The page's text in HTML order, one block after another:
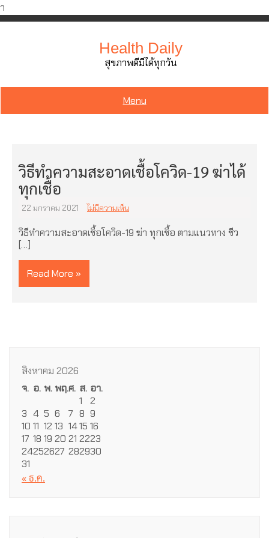
ำ
Skip
Health Daily
สุขภาพดีมีได้ทุกวัน
Menu
วิธีทำความสะอาดเชื้อโควิด-19 ฆ่าได้
ทุกเชื้อ
22 มกราคม 2021 ไม่มีความเห็น
วิธีทำความสะอาดเชื้อโควิด-19 ฆ่า ทุกเชื้อ ตามแนวทาง ชีว
[…]
Read More »
สิงหาคม 2026
จ. อ. พ.พฤ.ศ. ส. อา.
1
2
3 4 5 6 7 8 9
10 11 12 13 1415 16
17 18 19 20 21 2223
24252627 282930
31
« ธ.ค.